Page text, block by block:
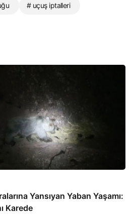
# uçuş iptalleri
Yansıyan Yaban Yaşamı:
Karede